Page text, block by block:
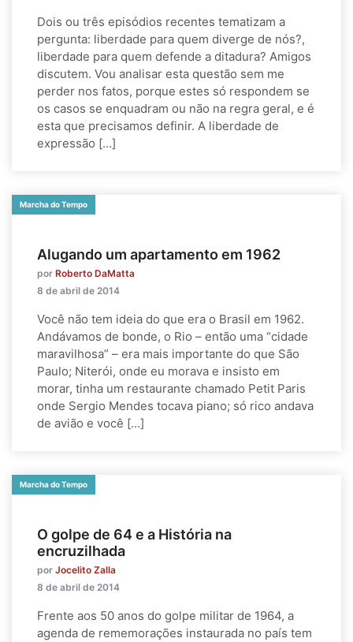
Dois ou três episódios recentes tematizam a
pergunta: liberdade para quem diverge de nós?,
liberdade para quem defende a ditadura? Amigos
discutem. Vou analisar esta questão sem me
perder nos fatos, porque estes só respondem se
os casos se enquadram ou não na regra geral, e é
esta que precisamos definir. A liberdade de
expressão […]
Marcha do Tempo
Alugando um apartamento em 1962
por Roberto DaMatta
8 de abril de 2014
Você não tem ideia do que era o Brasil em 1962.
Andávamos de bonde, o Rio – então uma “cidade
maravilhosa” – era mais importante do que São
Paulo; Niterói, onde eu morava e insisto em
morar, tinha um restaurante chamado Petit Paris
onde Sergio Mendes tocava piano; só rico andava
de avião e você […]
Marcha do Tempo
O golpe de 64 e a História na
encruzilhada
por Jocelito Zalla
8 de abril de 2014
Frente aos 50 anos do golpe militar de 1964, a
agenda de rememorações instaurada no país tem